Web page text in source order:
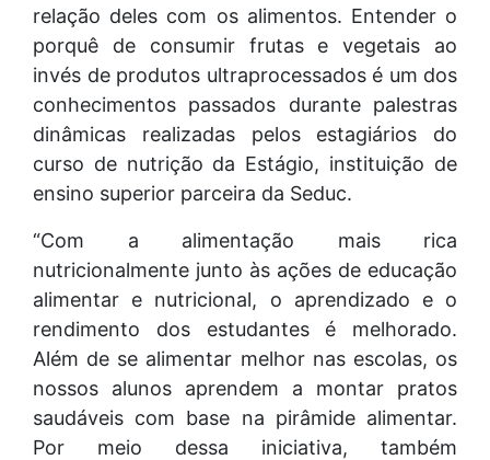
relação deles com os alimentos. Entender o
porquê de consumir frutas e vegetais ao
invés de produtos ultraprocessados é um dos
conhecimentos passados durante palestras
dinâmicas realizadas pelos estagiários do
curso de nutrição da Estágio, instituição de
ensino superior parceira da Seduc.
“Com a alimentação mais rica
nutricionalmente junto às ações de educação
alimentar e nutricional, o aprendizado e o
rendimento dos estudantes é melhorado.
Além de se alimentar melhor nas escolas, os
nossos alunos aprendem a montar pratos
saudáveis com base na pirâmide alimentar.
Por meio dessa iniciativa, também